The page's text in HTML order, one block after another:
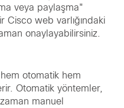
veya paylaşma"
Cisco web varlığındaki
onaylayabilirsiniz.
otomatik hem
Otomatik yöntemler,
manuel